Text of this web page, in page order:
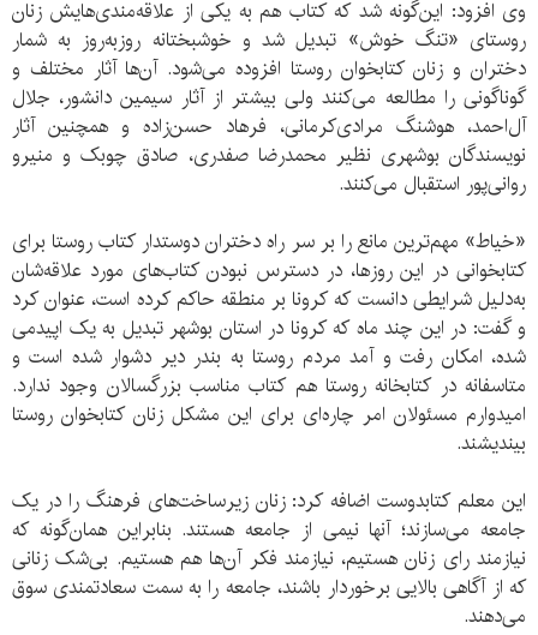
وی افزود: این‌گونه شد که کتاب هم به یکی از علاقه‌مندی‌هایش زنان
روستای «تنگ خوش» تبدیل شد و خوشبختانه روز‌به‌روز به شمار
دختران و زنان کتابخوان روستا افزوده می‌شود. آن‌ها آثار مختلف و
گوناگونی را مطالعه می‌کنند ولی بیشتر از آثار سیمین دانشور، جلال
آل‌احمد، هوشنگ مرادی‌کرمانی، فرهاد حسن‌زاده و همچنین آثار
نویسندگان بوشهری نظیر محمدرضا صفدری، صادق چوبک و منیرو
روانی‌پور استقبال می‌کنند.
«خیاط» مهم‌ترین مانع را بر سر راه دختران دوستدار کتاب روستا برای
کتابخوانی در این روزها، در دسترس نبودن کتاب‌های مورد علاقه‌شان
به‌دلیل شرایطی دانست که کرونا بر منطقه حاکم کرده است، عنوان کرد
و گفت: در این چند ماه که کرونا در استان بوشهر تبدیل به یک اپیدمی
شده، امکان رفت و آمد مردم روستا به بندر دیر دشوار شده است و
متاسفانه در کتابخانه روستا هم کتاب مناسب بزرگسالان وجود ندارد.
امیدوارم مسئولان امر چاره‌ای برای این مشکل زنان کتابخوان روستا
بیندیشند.
این معلم کتابدوست اضافه کرد: زنان زیرساخت‌های فرهنگ را در یک
جامعه می‌سازند؛ آنها نیمی از جامعه هستند. بنابراین همان‌گونه که
نیازمند رای زنان هستیم، نیازمند فکر آن‌ها هم هستیم. بی‌شک زنانی
که از آگاهی بالایی برخوردار باشند، جامعه را به سمت سعادتمندی سوق
می‌دهند.